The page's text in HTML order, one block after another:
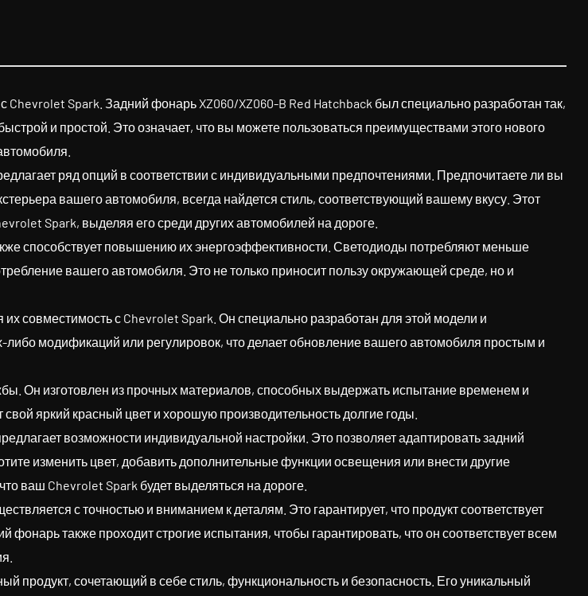
Spark. Задний фонарь XZ060/XZ060-B Red Hatchback был специально разработан так,
и простой. Это означает, что вы можете пользоваться преимуществами этого нового
ряд опций в соответствии с индивидуальными предпочтениями. Предпочитаете ли вы
вашего автомобиля, всегда найдется стиль, соответствующий вашему вкусу. Этот
Spark, выделяя его среди других автомобилей на дороге.
способствует повышению их энергоэффективности. Светодиоды потребляют меньше
вашего автомобиля. Это не только приносит пользу окружающей среде, но и
совместимость с Chevrolet Spark. Он специально разработан для этой модели и
либо модификаций или регулировок, что делает обновление вашего автомобиля простым и
Он изготовлен из прочных материалов, способных выдержать испытание временем и
яркий красный цвет и хорошую производительность долгие годы.
возможности индивидуальной настройки. Это позволяет адаптировать задний
изменить цвет, добавить дополнительные функции освещения или внести другие
ваш Chevrolet Spark будет выделяться на дороге.
с точностью и вниманием к деталям. Это гарантирует, что продукт соответствует
также проходит строгие испытания, чтобы гарантировать, что он соответствует всем
продукт, сочетающий в себе стиль, функциональность и безопасность. Его уникальный